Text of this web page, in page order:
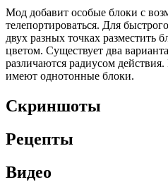
Мод добавит особые блоки с
телепортироваться. Для
двух разных точках разместить
цветом. Существует два
различаются радиусом
имеют однотонные блоки.
Скриншоты
Рецепты
Видео